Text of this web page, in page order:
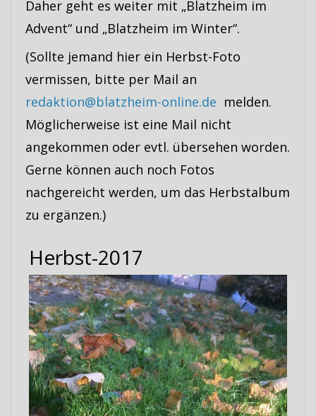
Daher geht es weiter mit „Blatzheim im
Advent“ und „Blatzheim im Winter“.
(Sollte jemand hier ein Herbst-Foto
vermissen, bitte per Mail an
redaktion@blatzheim-online.de melden.
Möglicherweise ist eine Mail nicht
angekommen oder evtl. übersehen worden.
Gerne können auch noch Fotos
nachgereicht werden, um das Herbstalbum
zu ergänzen.)
Herbst-2017